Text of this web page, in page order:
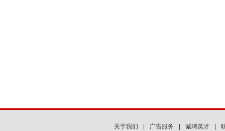
关于我们 广告服务 诚聘英才